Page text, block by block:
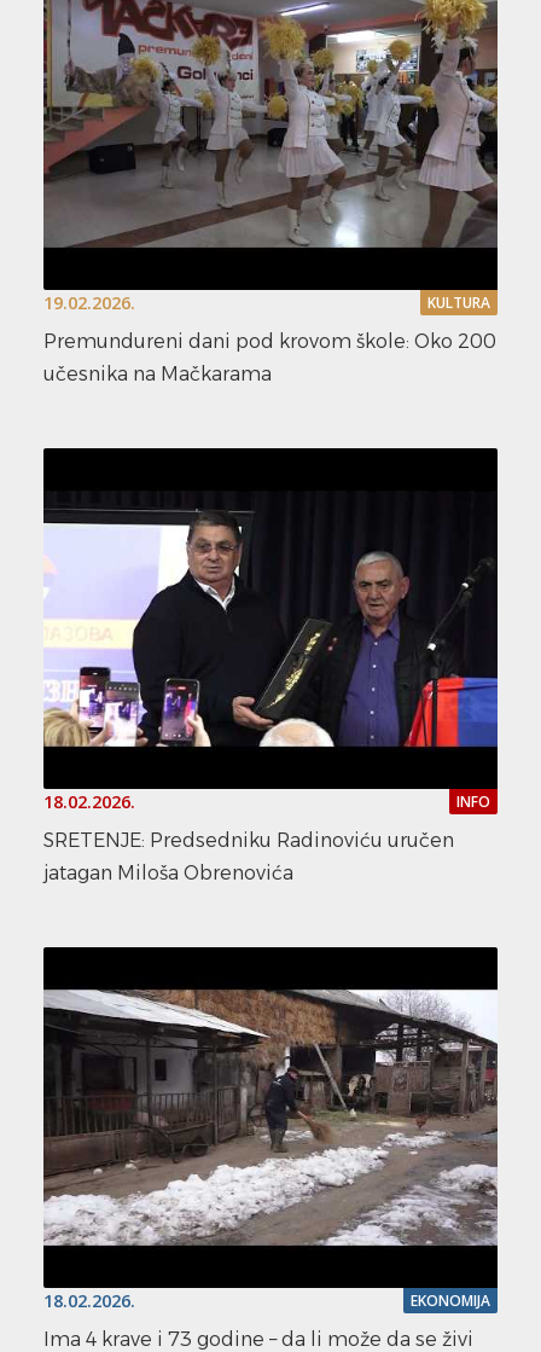
19.02.2026. KULTURA
Premundureni dani pod krovom škole: Oko 200
učesnika na Mačkarama
18.02.2026. INFO
SRETENJE: Predsedniku Radinoviću uručen
jatagan Miloša Obrenovića
18.02.2026. EKONOMIJA
Ima 4 krave i 73 godine – da li može da se živi